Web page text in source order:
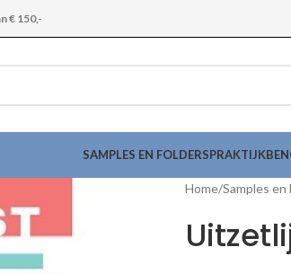
€ 150,-
SAMPLES EN FOLDERS
Home Samples en